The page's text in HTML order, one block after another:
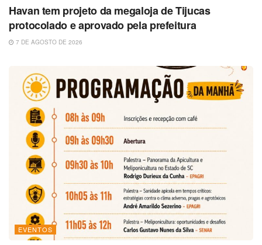
Havan tem projeto da megaloja de Tijucas
protocolado e aprovado pela prefeitura
7 DE AGOSTO DE 2026
EVENTOS